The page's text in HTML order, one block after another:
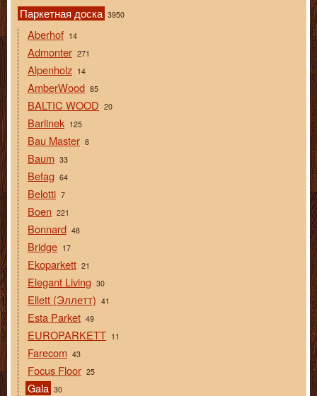
Паркетная доска 3950
Aberhof 14
Admonter 271
Alpenholz 14
AmberWood 85
BALTIC WOOD 20
Barlinek 125
Bau Master 8
Baum 33
Befag 64
Belotti 7
Boen 221
Bonnard 48
Bridge 17
Ekoparkett 21
Elegant Living 30
Ellett (Эллетт) 41
Esta Parket 49
EUROPARKETT 11
Farecom 43
Focus Floor 25
Gala 30